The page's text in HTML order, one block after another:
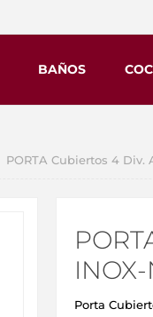
BAÑOS
PORTA Cubiertos 4 Div.
INOX-
Porta